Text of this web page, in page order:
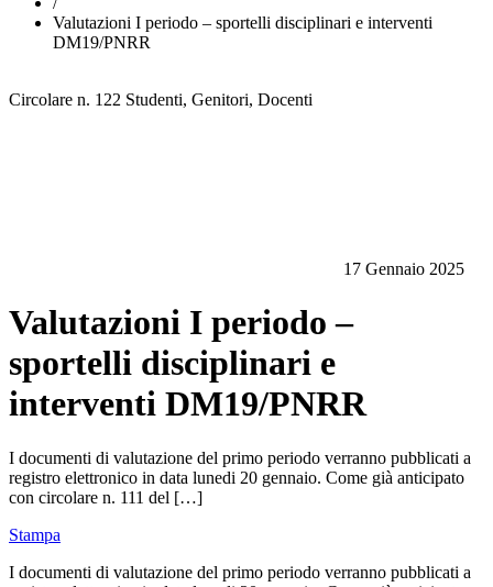
Valutazioni I periodo – sportelli disciplinari e interventi
DM19/PNRR
Circolare n. 122 Studenti, Genitori, Docenti
17 Gennaio 2025
Valutazioni I periodo –
sportelli disciplinari e
interventi DM19/PNRR
I documenti di valutazione del primo periodo verranno pubblicati a
registro elettronico in data lunedi 20 gennaio. Come già anticipato
con circolare n. 111 del […]
Stampa
I documenti di valutazione del primo periodo verranno pubblicati a